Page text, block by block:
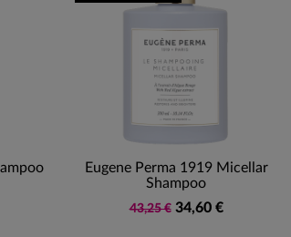
Eugene Perma 1919 Micellar
Shampoo
43,25 € 34,60 €